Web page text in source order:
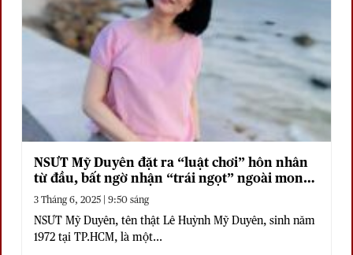
NSƯT Mỹ Duyên đặt ra “luật chơi” hôn nhân
từ đầu, bất ngờ nhận “trái ngọt” ngoài mong
đợi
3 Tháng 6, 2025 | 9:50 sáng
NSƯT Mỹ Duyên, tên thật Lê Huỳnh Mỹ Duyên, sinh năm
1972 tại TP.HCM, là một...